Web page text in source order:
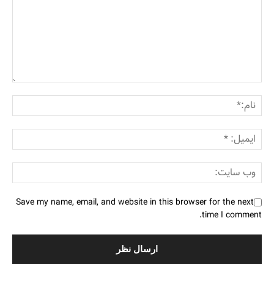
Save my name, email, and website in this browser for the next
time I comment.